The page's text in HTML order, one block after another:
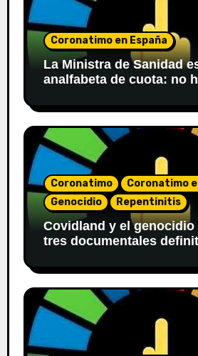
Coronatimo en España
La Ministra de Sanidad
analfabeta de cuota: no
sanitarios
Coronatimo
Coronatimo
Genocidio
Repentinitis
Covidland y el
tres documentales